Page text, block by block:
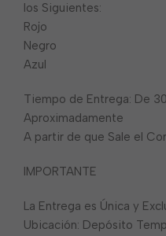
los Siguientes:
Rojo
Negro
Azul
Tiempo de Entrega: De
Aproximadamente
A partir de que Sale el
IMPORTANTE
La Entrega es Única y
Ubicación: Depósito